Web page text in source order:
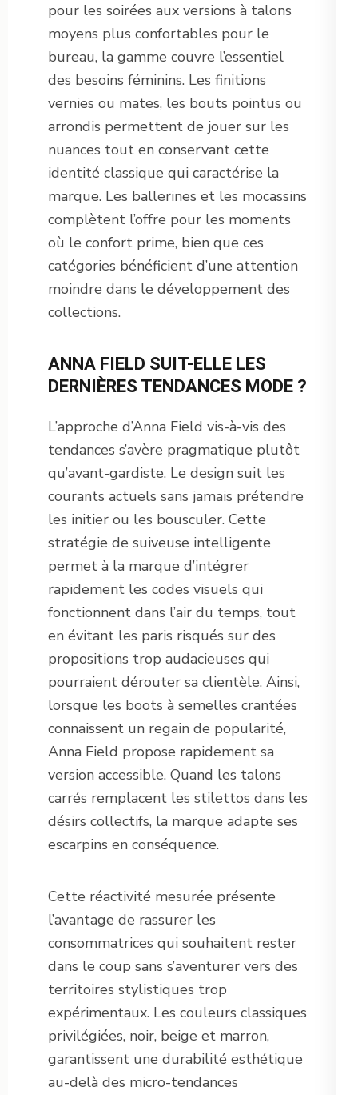
pour les soirées aux versions à talons
moyens plus confortables pour le
bureau, la gamme couvre l’essentiel
des besoins féminins. Les finitions
vernies ou mates, les bouts pointus ou
arrondis permettent de jouer sur les
nuances tout en conservant cette
identité classique qui caractérise la
marque. Les ballerines et les mocassins
complètent l’offre pour les moments
où le confort prime, bien que ces
catégories bénéficient d’une attention
moindre dans le développement des
collections.
ANNA FIELD SUIT-ELLE LES
DERNIÈRES TENDANCES MODE ?
L’approche d’Anna Field vis-à-vis des
tendances s’avère pragmatique plutôt
qu’avant-gardiste. Le design suit les
courants actuels sans jamais prétendre
les initier ou les bousculer. Cette
stratégie de suiveuse intelligente
permet à la marque d’intégrer
rapidement les codes visuels qui
fonctionnent dans l’air du temps, tout
en évitant les paris risqués sur des
propositions trop audacieuses qui
pourraient dérouter sa clientèle. Ainsi,
lorsque les boots à semelles crantées
connaissent un regain de popularité,
Anna Field propose rapidement sa
version accessible. Quand les talons
carrés remplacent les stilettos dans les
désirs collectifs, la marque adapte ses
escarpins en conséquence.
Cette réactivité mesurée présente
l’avantage de rassurer les
consommatrices qui souhaitent rester
dans le coup sans s’aventurer vers des
territoires stylistiques trop
expérimentaux. Les couleurs classiques
privilégiées, noir, beige et marron,
garantissent une durabilité esthétique
au-delà des micro-tendances